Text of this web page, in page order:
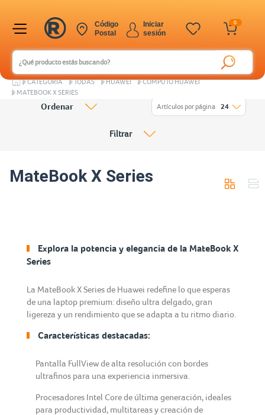
0
Iniciar
sesión
Código
Postal
CATEGORÍA TODAS HUAWEI
CÓMPUTO HUAWEI
MATEBOOK X SERIES
MateBook X Series
Ordenar Artículos por página 24
Filtrar
Explora la potencia y elegancia de la MateBook X
Series
La MateBook X Series de Huawei redefine lo que esperas
de una laptop premium: diseño ultra delgado, gran
ligereza y un rendimiento que se adapta a tu ritmo diario.
Características destacadas:
Pantalla FullView de alta resolución con bordes
ultrafinos para una experiencia inmersiva.
Procesadores Intel Core de última generación, ideales
para productividad, multitareas y creación de